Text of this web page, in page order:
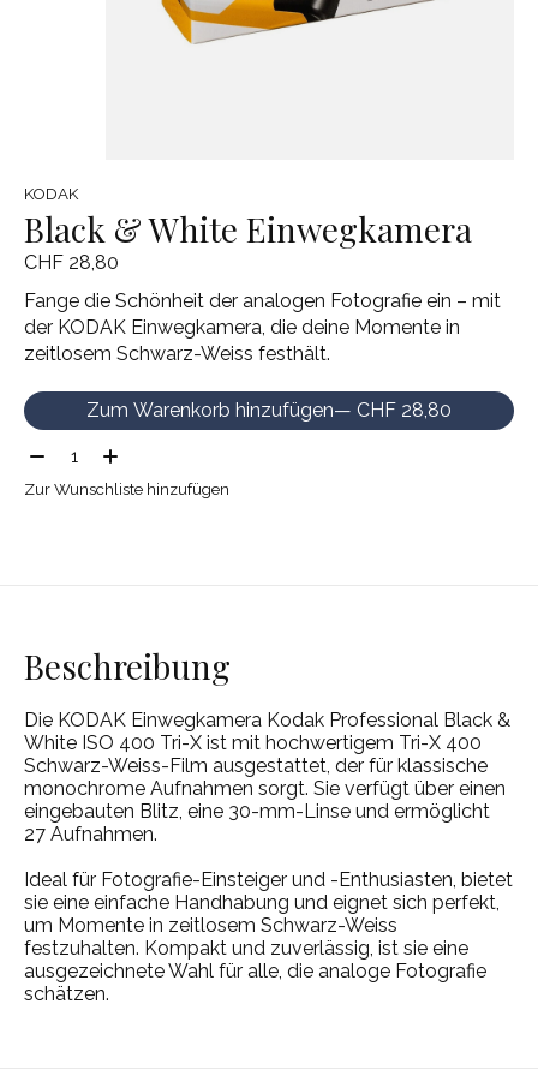
KODAK
Black & White Einwegkamera
CHF 28,80
Fange die Schönheit der analogen Fotografie ein – mit
der KODAK Einwegkamera, die deine Momente in
zeitlosem Schwarz-Weiss festhält.
Zum Warenkorb hinzufügen
— CHF 28,80
Menge:
Zur Wunschliste hinzufügen
Beschreibung
Die KODAK Einwegkamera Kodak Professional Black &
White ISO 400 Tri-X ist mit hochwertigem Tri-X 400
Schwarz-Weiss-Film ausgestattet, der für klassische
monochrome Aufnahmen sorgt. Sie verfügt über einen
eingebauten Blitz, eine 30-mm-Linse und ermöglicht
27 Aufnahmen.
Ideal für Fotografie-Einsteiger und -Enthusiasten, bietet
sie eine einfache Handhabung und eignet sich perfekt,
um Momente in zeitlosem Schwarz-Weiss
festzuhalten. Kompakt und zuverlässig, ist sie eine
ausgezeichnete Wahl für alle, die analoge Fotografie
schätzen.